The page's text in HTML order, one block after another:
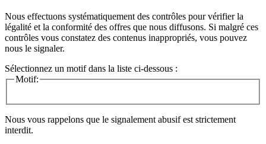
Nous effectuons systématiquement des contrôles pour vérifier la
légalité et la conformité des offres que nous diffusons. Si malgré ces
contrôles vous constatez des contenus inappropriés, vous pouvez
nous le signaler.
Sélectionnez un motif dans la liste ci-dessous :
Motif:
Nous vous rappelons que le signalement abusif est strictement
interdit.